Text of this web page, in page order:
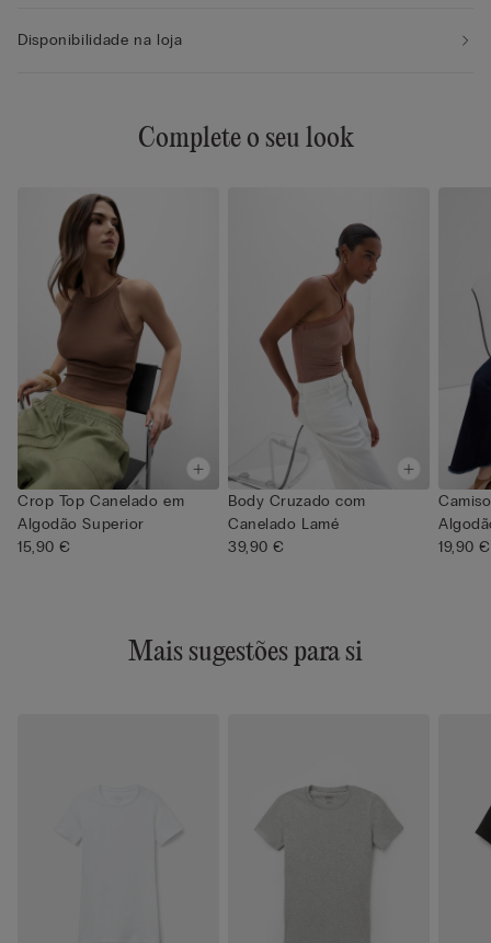
Disponibilidade na loja
Complete o seu look
Crop Top Canelado em
Algodão Superior
15,90 €
Body Cruzado com
Canelado Lamé
39,90 €
19,90 €
Mais sugestões para si